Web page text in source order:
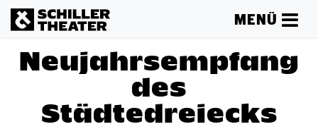
MENÜ
Neujahrsempfang
des
Städtedreiecks